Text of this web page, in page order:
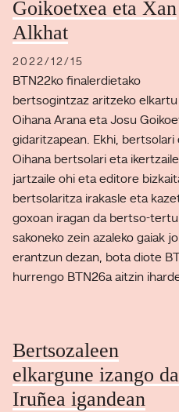
Goikoetxea eta Xan
Alkhat
2022/12/15
BTN22ko finalerdietako
bertsogintzaz aritzeko
Oihana Arana eta Josu
gidaritzapean. Ekhi,
Oihana bertsolari eta
jartzaile ohi eta editore
bertsolaritza irakasle eta
goxoan iragan da bertso-
sakoneko zein azaleko gaiak
erantzun dezan, bota diote
hurrengo BTN26a aitzin
Bertsozaleen
elkargune izango da
Iruñea igandean